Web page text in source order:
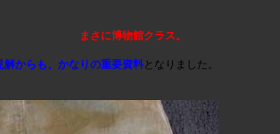
まさに博物館クラス。
かなりの重要資料となりました。